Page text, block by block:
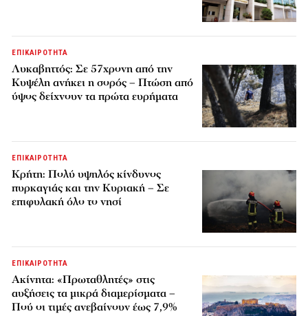
ΕΠΙΚΑΙΡΟΤΗΤΑ
Λυκαβηττός: Σε 57χρονη από την
Κυψέλη ανήκει η σορός – Πτώση από
ύψος δείχνουν τα πρώτα ευρήματα
ΕΠΙΚΑΙΡΟΤΗΤΑ
Κρήτη: Πολύ υψηλός κίνδυνος
πυρκαγιάς και την Κυριακή – Σε
επιφυλακή όλο το νησί
ΕΠΙΚΑΙΡΟΤΗΤΑ
Ακίνητα: «Πρωταθλητές» στις
αυξήσεις τα μικρά διαμερίσματα –
Πού οι τιμές ανεβαίνουν έως 7,9%